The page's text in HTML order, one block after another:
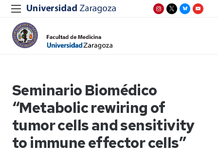
Seminario Biomédico
“Metabolic rewiring of
tumor cells and sensitivity
to immune effector cells”